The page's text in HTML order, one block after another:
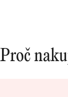
Proč